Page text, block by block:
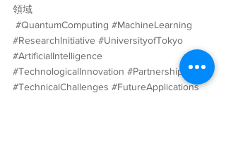
領域
#QuantumComputing #MachineLearning
#ResearchInitiative #UniversityofTokyo
#ArtificialIntelligence
#TechnologicalInnovation #Partnerships
#TechnicalChallenges #FutureApplications